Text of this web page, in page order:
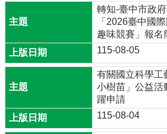
網
站
導
覽
林
教
育
轉知-臺中市政
「2026臺中國
趣味競賽」報名
115-08-05
有關國立科學工
小樹苗」公益活
躍申請
115-08-04